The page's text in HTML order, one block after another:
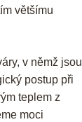
většímu
v němž jsou
postup při
teplem z
moci